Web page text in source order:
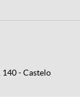
- Castelo